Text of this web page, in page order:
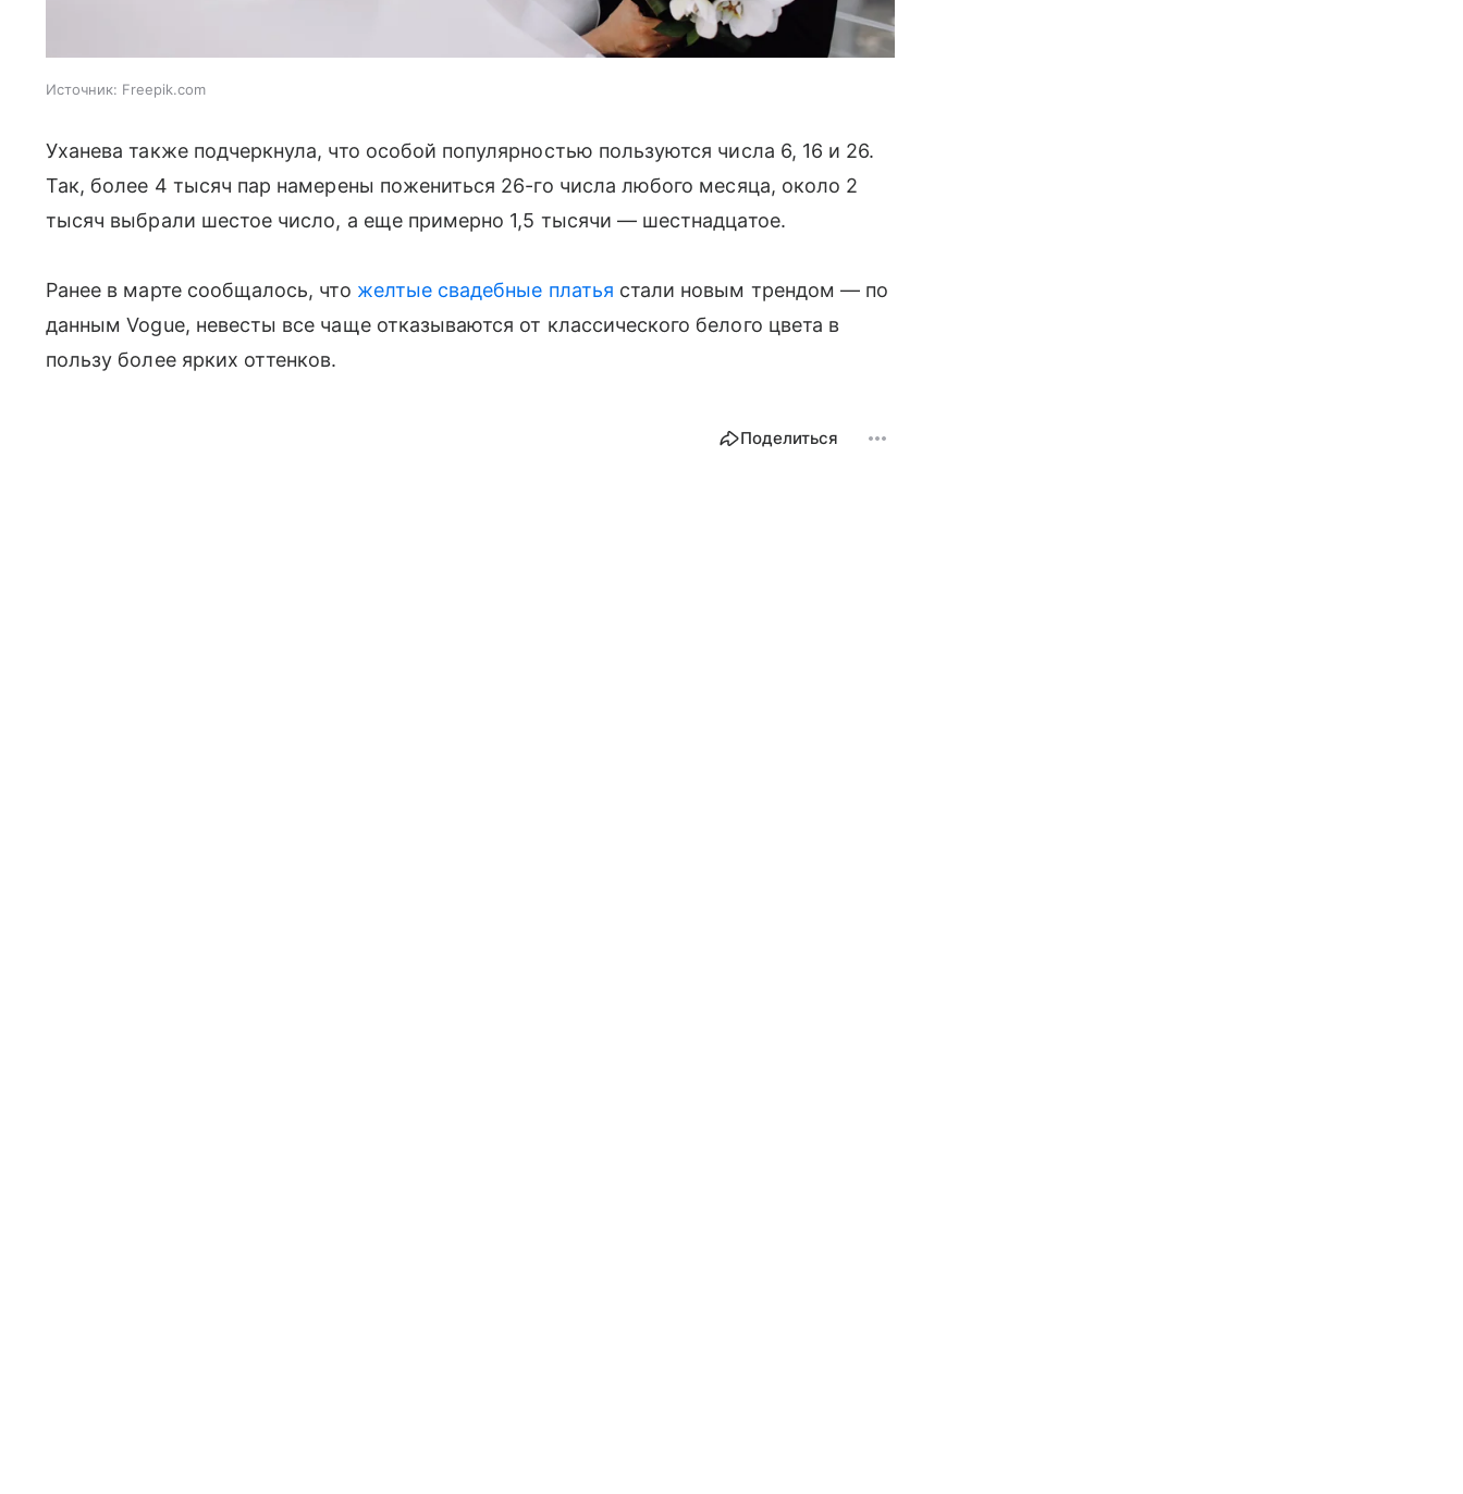
Источник: Freepik.com
Уханева также подчеркнула, что особой популярностью пользуются числа 6, 16 и 26.
Так, более 4 тысяч пар намерены пожениться 26-го числа любого месяца, около 2
тысяч выбрали шестое число, а еще примерно 1,5 тысячи — шестнадцатое.
Ранее в марте сообщалось, что желтые свадебные платья стали новым трендом — по
данным Vogue, невесты все чаще отказываются от классического белого цвета в
пользу более ярких оттенков.
Поделиться